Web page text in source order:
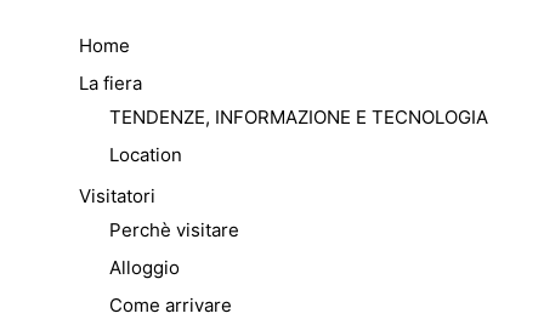
Home
La fiera
TENDENZE, INFORMAZIONE E TECNOLOGIA
Location
Visitatori
Perchè visitare
Alloggio
Come arrivare